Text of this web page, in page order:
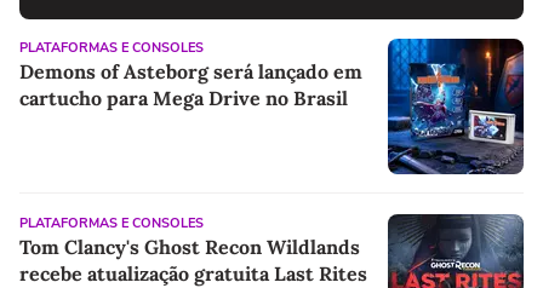
PLATAFORMAS E CONSOLES
Demons of Asteborg será lançado em
cartucho para Mega Drive no Brasil
PLATAFORMAS E CONSOLES
Tom Clancy's Ghost Recon Wildlands
recebe atualização gratuita Last Rites